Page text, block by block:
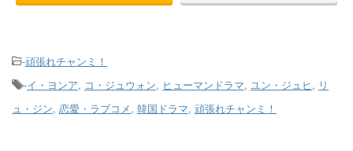
-頑張れチャンミ！
-イ・ヨンア, コ・ジュウォン, ヒューマンドラマ, ユン・ジュヒ, リ
ュ・ジン, 恋愛・ラブコメ, 韓国ドラマ, 頑張れチャンミ！